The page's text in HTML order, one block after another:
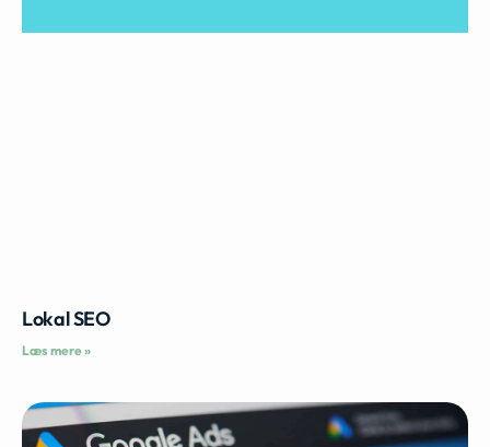
Lokal SEO
Læs mere »